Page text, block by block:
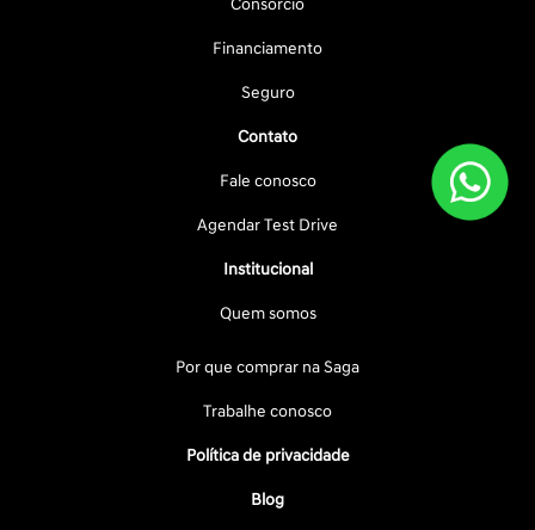
Consórcio
Financiamento
Seguro
Contato
Fale conosco
Agendar Test Drive
Institucional
Quem somos
Por que comprar na Saga
Trabalhe conosco
Política de privacidade
Blog